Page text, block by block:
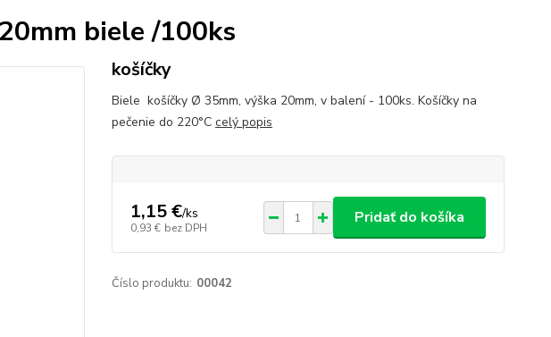
biele /100ks
košíčky
Biele košíčky Ø 35mm, výška 20mm, v balení - 100ks. Košíčky na
pečenie do 220°C celý popis
1,15 €/ks
0,93 € bez DPH
Pridať do košíka
Číslo produktu: 00042